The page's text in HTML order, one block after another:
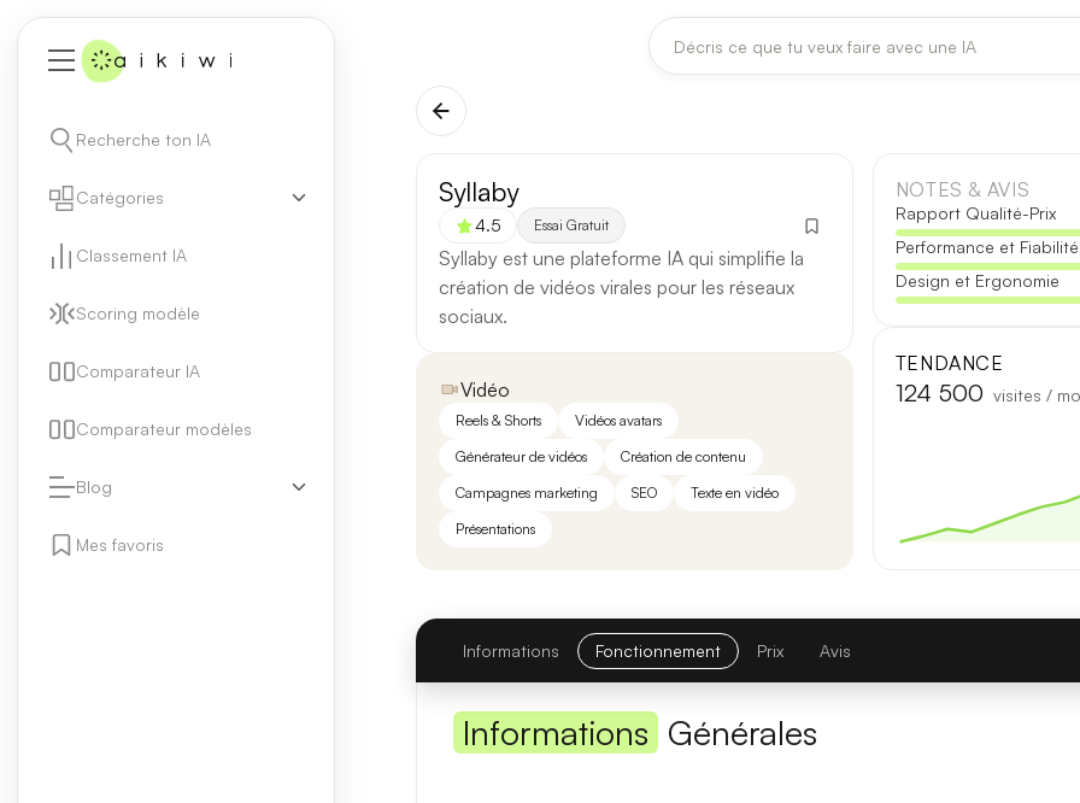
Recherche ton IA
Catégories
Classement IA
Scoring modèle
Comparateur IA
Comparateur modèles
Blog
Mes favoris
[TEST] Claude Opus 4.8 : ce qui change
5 août 2026
fiabilité des réponses longues et la vitesse de première réponse.
Ce qui change
Contexte étendu— les documents longs sont traités d’un
Réponses longues— moins de pertes de fil sur les textes de
— latence réduite sur les requêtes courtes.
Comparatif avec la version précédente
Opus 4.6 →Opus 4.8
Note globale
Syllaby
4.5 Essai Gratuit
Syllaby est une plateforme IA qui simplifie la
création de vidéos virales pour les réseaux
sociaux.
Vidéo
Reels & Shorts
Vidéos avatars
Générateur de vidéos
Création de contenu
Campagnes marketing
SEO
Texte en vidéo
Présentations
NOTES & AVIS
Rapport Qualité-Prix
Performance et Fiabilité
Design et Ergonomie
TENDANCE
124 500 visites /
Informations Fonctionnement Prix Avis
Informations Générales